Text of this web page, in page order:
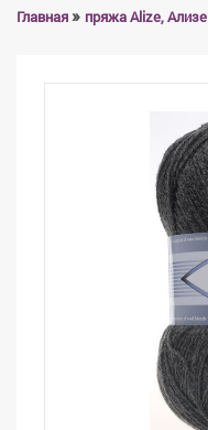
Главная» пряжа Alize, Ализе